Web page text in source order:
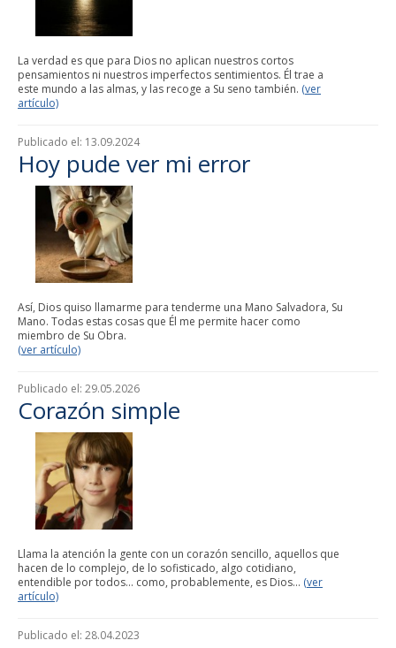
La verdad es que para Dios no aplican nuestros cortos
pensamientos ni nuestros imperfectos sentimientos. Él trae a
este mundo a las almas, y las recoge a Su seno también. (ver
artículo)
Publicado el: 13.09.2024
Hoy pude ver mi error
Así, Dios quiso llamarme para tenderme una Mano Salvadora, Su
Mano. Todas estas cosas que Él me permite hacer como
miembro de Su Obra.
(ver artículo)
Publicado el: 29.05.2026
Corazón simple
Llama la atención la gente con un corazón sencillo, aquellos que
hacen de lo complejo, de lo sofisticado, algo cotidiano,
entendible por todos... como, probablemente, es Dios... (ver
artículo)
Publicado el: 28.04.2023